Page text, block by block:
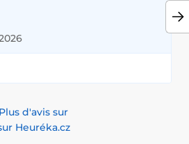
Plus d'avis sur
Heuréka.cz